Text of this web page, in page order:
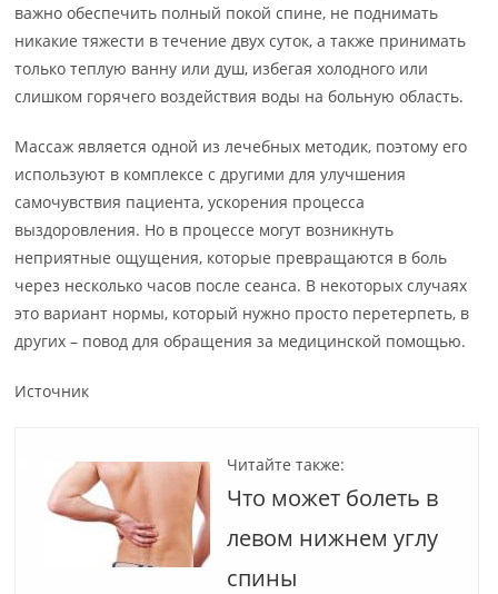
важно обеспечить полный покой спине, не поднимать
никакие тяжести в течение двух суток, а также принимать
только теплую ванну или душ, избегая холодного или
слишком горячего воздействия воды на больную область.
Массаж является одной из лечебных методик, поэтому его
используют в комплексе с другими для улучшения
самочувствия пациента, ускорения процесса
выздоровления. Но в процессе могут возникнуть
неприятные ощущения, которые превращаются в боль
через несколько часов после сеанса. В некоторых случаях
это вариант нормы, который нужно просто перетерпеть, в
других – повод для обращения за медицинской помощью.
Источник
Читайте также:
Что может болеть в
левом нижнем углу
спины